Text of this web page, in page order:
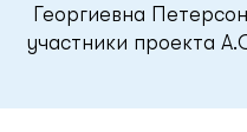
Георгиевна
участники проекта